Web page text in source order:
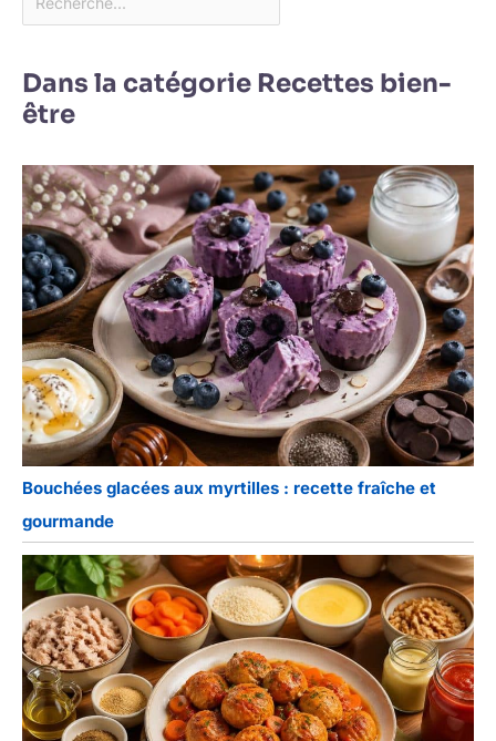
Dans la catégorie Recettes bien-
être
Bouchées glacées aux myrtilles : recette fraîche et
gourmande